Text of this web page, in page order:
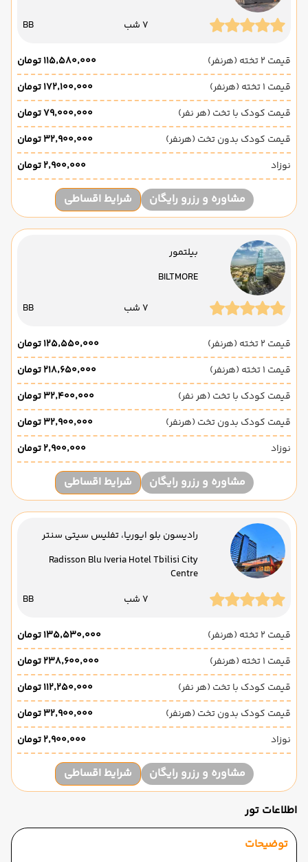
7 شب BB
قیمت 2 تخته (هرنفر)
۱۱۵٬۵۸۰٬۰۰۰ تومان
قیمت 1 تخته (هرنفر)
۱۷۲٬۱۰۰٬۰۰۰ تومان
قیمت کودک با تخت (هر نفر)
۷۹٬۰۰۰٬۰۰۰ تومان
قیمت کودک بدون تخت (هرنفر)
۳۲٬۹۰۰٬۰۰۰ تومان
نوزاد
۲٬۹۰۰٬۰۰۰ تومان
مشاوره و رزرو رایگان شرایط اقساطی
بیلتمور
BILTMORE
7 شب BB
قیمت 2 تخته (هرنفر)
۱۲۵٬۵۵۰٬۰۰۰ تومان
قیمت 1 تخته (هرنفر)
۲۱۸٬۶۵۰٬۰۰۰ تومان
قیمت کودک با تخت (هر نفر)
۳۲٬۴۰۰٬۰۰۰ تومان
قیمت کودک بدون تخت (هرنفر)
۳۲٬۹۰۰٬۰۰۰ تومان
نوزاد
۲٬۹۰۰٬۰۰۰ تومان
مشاوره و رزرو رایگان شرایط اقساطی
رادیسون بلو ایوریا، تفلیس سیتی سنتر
Radisson Blu Iveria Hotel Tbilisi City
Centre
7 شب
BB
قیمت 2 تخته (هرنفر)
۱۳۵٬۵۳۰٬۰۰۰ تومان
قیمت 1 تخته (هرنفر)
۲۳۸٬۶۰۰٬۰۰۰ تومان
قیمت کودک با تخت (هر نفر)
۱۱۲٬۲۵۰٬۰۰۰ تومان
قیمت کودک بدون تخت (هرنفر)
۳۲٬۹۰۰٬۰۰۰ تومان
نوزاد
۲٬۹۰۰٬۰۰۰ تومان
مشاوره و رزرو رایگان شرایط اقساطی
اطلاعات تور
توضیحات